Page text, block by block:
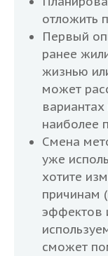
отложить
Первый
ранее
жизнью
может
наиболее
Смена
уже
хотите
причинам
эффектов
сможет